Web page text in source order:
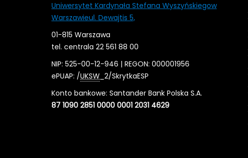
Uniwersytet Kardynała Stefana Wyszyńskiegow
Warszawieul. Dewajtis 5,
01-815 Warszawa
tel. centrala 22 561 88 00
NIP: 525-00-12-946 | REGON: 000001956
ePUAP: /UKSW _2/SkrytkaESP
Konto bankowe: Santander Bank Polska S.A.
87 1090 2851 0000 0001 2031 4629